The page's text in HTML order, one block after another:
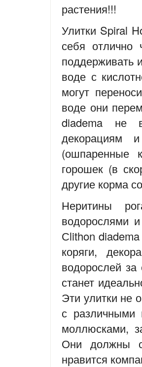
растения!!!
Улитки Spiral
себя отлично
поддерживать
воде с
могут
воде они
diadema не
декорациям
(ошпаренные
горошек (в
другие корма
Неритины
водорослями
Сlithon diadema
коряги,
водорослей
станет
Эти улитки не
с различными
моллюсками,
Они должны
нравится